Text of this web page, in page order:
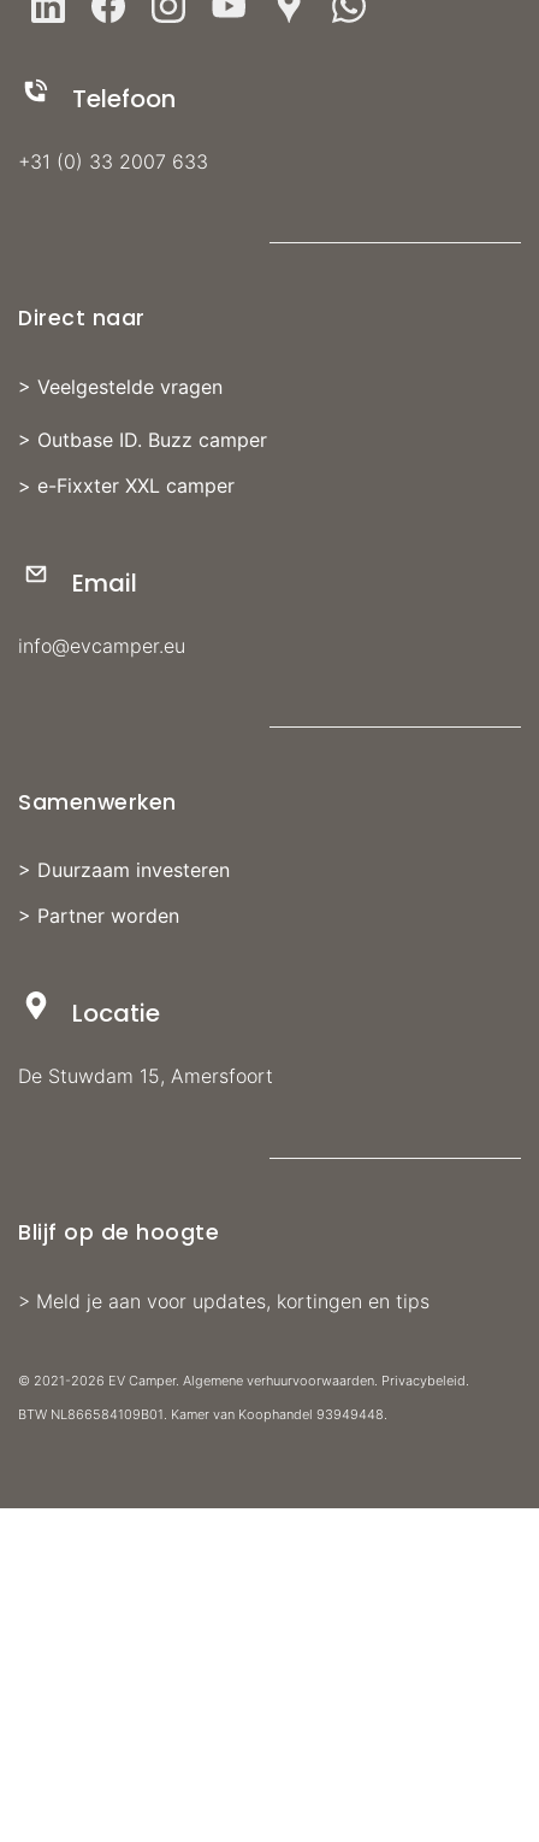
Telefoon
+31 (0) 33 2007 633
Direct naar
> Veelgestelde vragen
> Outbase ID. Buzz camper
> e-Fixxter XXL camper
Email
info@evcamper.eu
Samenwerken
> Duurzaam investeren
> Partner worden
Locatie
De Stuwdam 15, Amersfoort
Blijf op de hoogte
> Meld je aan voor updates, kortingen en tips
© 2021-2026 EV Camper. Algemene verhuurvoorwaarden. Privacybeleid.
BTW NL866584109B01. Kamer van Koophandel 93949448.